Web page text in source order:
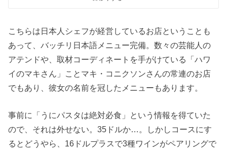
こちらは日本人シェフが経営しているお店ということも
あって、バッチリ日本語メニュー完備。数々の芸能人の
アテンドや、取材コーディネートを手がけている「ハワ
イのマキさん」ことマキ・コニクソンさんの常連のお店
でもあり、彼女の名前を冠したメニューもあります。
事前に「うにパスタは絶対必食」という情報を得ていた
ので、それは外せない。35ドルか…。しかしコースにす
るとどうやら、16ドルプラスで3種ワインがペアリングで